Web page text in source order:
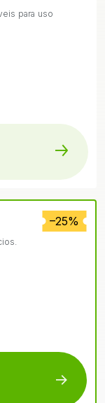
para uso
–25%